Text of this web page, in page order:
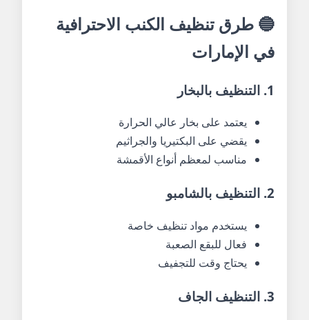
🔵 طرق تنظيف الكنب الاحترافية
في الإمارات
1. التنظيف بالبخار
يعتمد على بخار عالي الحرارة
يقضي على البكتيريا والجراثيم
مناسب لمعظم أنواع الأقمشة
2. التنظيف بالشامبو
يستخدم مواد تنظيف خاصة
فعال للبقع الصعبة
يحتاج وقت للتجفيف
3. التنظيف الجاف